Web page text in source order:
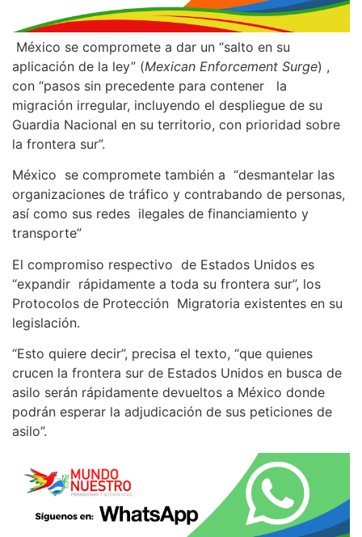
México se compromete a dar un “salto en su
aplicación de la ley” (Mexican Enforcement Surge) ,
con “pasos sin precedente para contener la
migración irregular, incluyendo el despliegue de su
Guardia Nacional en su territorio, con prioridad sobre
la frontera sur”.
México se compromete también a “desmantelar las
organizaciones de tráfico y contrabando de personas,
así como sus redes ilegales de financiamiento y
transporte”
El compromiso respectivo de Estados Unidos es
“expandir rápidamente a toda su frontera sur”, los
Protocolos de Protección Migratoria existentes en su
legislación.
“Esto quiere decir”, precisa el texto, “que quienes
crucen la frontera sur de Estados Unidos en busca de
asilo serán rápidamente devueltos a México donde
podrán esperar la adjudicación de sus peticiones de
asilo”.